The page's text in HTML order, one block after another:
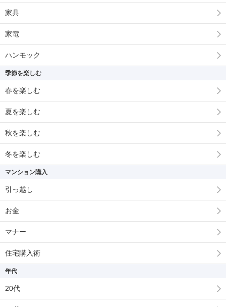
家具
家電
ハンモック
季節を楽しむ
春を楽しむ
夏を楽しむ
秋を楽しむ
冬を楽しむ
マンション購入
引っ越し
お金
マナー
住宅購入術
年代
20代